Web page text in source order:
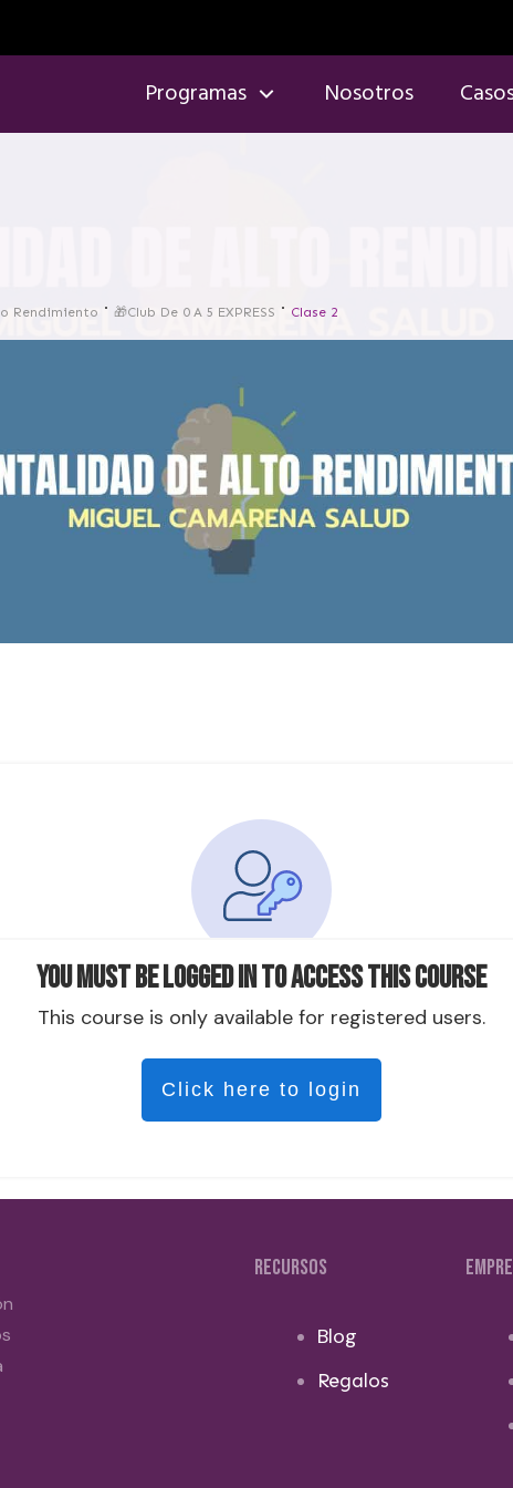
Programas Nosotros
Rendimiento 🎁Club De 0 A 5 EXPRESS Clase 2
You must be logged in to access this course
This course is only available for registered users.
Click here to login
RECURSOS
Blog
Regalos